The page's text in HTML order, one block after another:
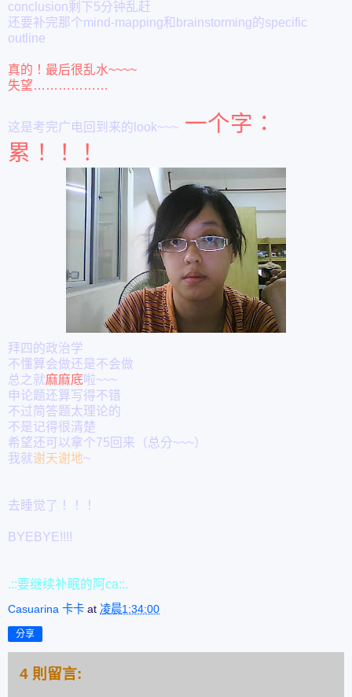
conclusion剩下5分钟乱赶
还要补完那个mind-mapping和brainstorming的specific
outline
真的！最后很乱水~~~~
失望………………
这是考完广电回到来的look~~~ 一个字：
累！！！
拜四的政治学
不懂算会做还是不会做
总之就麻麻底啦~~~
申论题还算写得不错
不过简答题太理论的
不是记得很清楚
希望还可以拿个75回来（总分~~~）
我就谢天谢地~
去睡觉了！！！
BYEBYE!!!!
.::要继续补眠的阿ca::.
Casuarina 卡卡 at 凌晨1:34:00
分享
4 則留言: